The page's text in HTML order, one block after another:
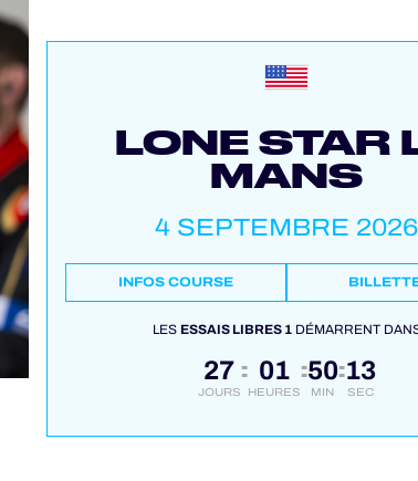
LONE STAR
MANS
4 SEPTEMBRE 2026
INFOS COURSE
LESESSAIS LIBRES 1DÉMARRENT
27
JOURS
: 01
HEURES
:50
MIN
:12
SEC